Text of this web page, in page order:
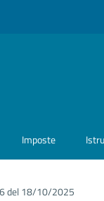
Imposte
del 18/10/2025